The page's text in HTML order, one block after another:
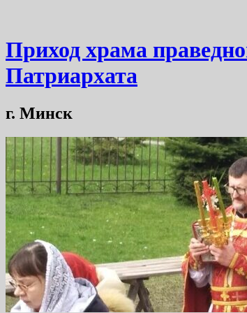
Приход храма
Патриархата
г. Минск